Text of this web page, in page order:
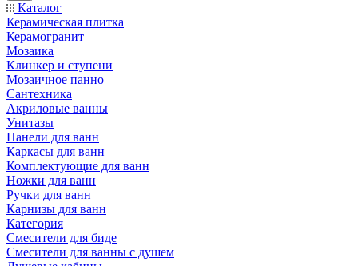
Каталог
Керамическая плитка
Керамогранит
Мозаика
Клинкер и ступени
Мозаичное панно
Сантехника
Акриловые ванны
Унитазы
Панели для ванн
Каркасы для ванн
Комплектующие для ванн
Ножки для ванн
Ручки для ванн
Карнизы для ванн
Категория
Смесители для биде
Смесители для ванны с душем